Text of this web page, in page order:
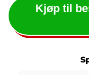
Kjøp til